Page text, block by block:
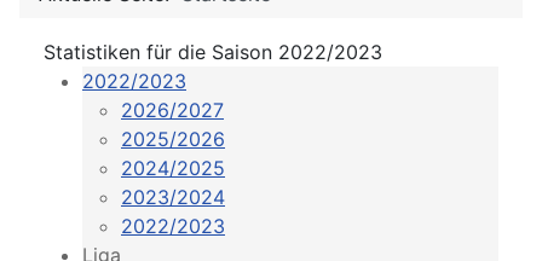
Statistiken für die Saison 2022/2023
2022/2023
2026/2027
2025/2026
2024/2025
2023/2024
2022/2023
Liga